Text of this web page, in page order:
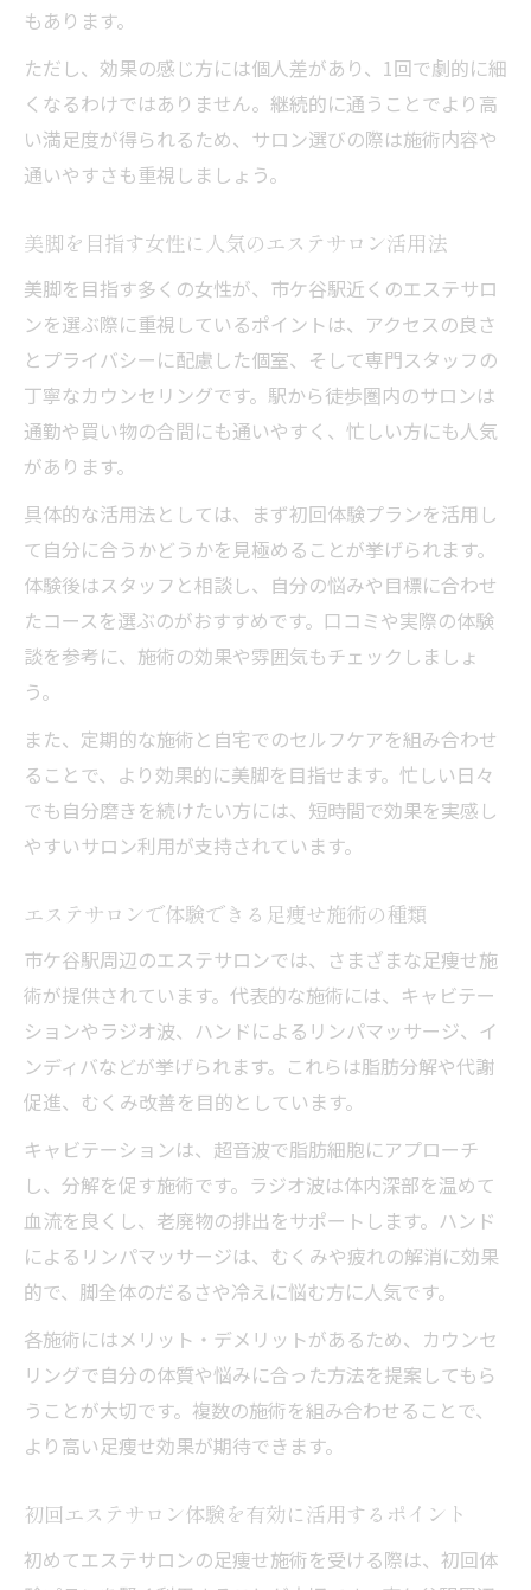
エステサロンで足痩せ効果を高めるコツ
エステサロンの足痩せ施術で変化を実感す
る方法
足痩せ成功のためエステサロンと自宅ケア
の併用
説
エステサロンの足痩せ体験後の過ごし方の
ポイント
エステサロンの足痩せコースはどこまで痩せ
る？
エステサロンで足痩せできる範囲と効果の
目安
足痩せコースで体感できるサイズダウンの
実際
エステサロンの足痩せコースで期待される
変化
何回通うとエステサロンで足痩せ効果が出
エステサロンの足痩せコースで部分痩せは
可能か
市ケ谷駅周辺で人気の足痩せ施術ポイント
エステサロンで人気の足痩せ施術とは
市ケ谷駅周辺エステサロンの施術内容比較
足痩せ施術の痛みやアフターケアを解説
エステサロンの口コミで話題の施術ポイン
ト
エステサロンにおける足痩せ料金相場の見極め
エステサロンの足痩せ料金相場を徹底解説
足痩せエステサロンのコース料金比較方法
エステサロンの足痩せコースでお得に通う
コツ
エステサロンで予算内に収める料金プラン
の探し方
エステサロンの足痩せ料金と施術内容の関
係
もあります。
ただし、効果の感じ方には個人差があり、1回で劇的に細
くなるわけではありません。継続的に通うことでより高
い満足度が得られるため、サロン選びの際は施術内容や
通いやすさも重視しましょう。
美脚を目指す女性に人気のエステサロン活用法
美脚を目指す多くの女性が、市ケ谷駅近くのエステサロ
ンを選ぶ際に重視しているポイントは、アクセスの良さ
とプライバシーに配慮した個室、そして専門スタッフの
丁寧なカウンセリングです。駅から徒歩圏内のサロンは
通勤や買い物の合間にも通いやすく、忙しい方にも人気
があります。
具体的な活用法としては、まず初回体験プランを活用し
て自分に合うかどうかを見極めることが挙げられます。
体験後はスタッフと相談し、自分の悩みや目標に合わせ
たコースを選ぶのがおすすめです。口コミや実際の体験
談を参考に、施術の効果や雰囲気もチェックしましょ
う。
また、定期的な施術と自宅でのセルフケアを組み合わせ
ることで、より効果的に美脚を目指せます。忙しい日々
でも自分磨きを続けたい方には、短時間で効果を実感し
やすいサロン利用が支持されています。
エステサロンで体験できる足痩せ施術の種類
市ケ谷駅周辺のエステサロンでは、さまざまな足痩せ施
術が提供されています。代表的な施術には、キャビテー
ションやラジオ波、ハンドによるリンパマッサージ、イ
ンディバなどが挙げられます。これらは脂肪分解や代謝
促進、むくみ改善を目的としています。
キャビテーションは、超音波で脂肪細胞にアプローチ
し、分解を促す施術です。ラジオ波は体内深部を温めて
血流を良くし、老廃物の排出をサポートします。ハンド
によるリンパマッサージは、むくみや疲れの解消に効果
的で、脚全体のだるさや冷えに悩む方に人気です。
各施術にはメリット・デメリットがあるため、カウンセ
リングで自分の体質や悩みに合った方法を提案してもら
うことが大切です。複数の施術を組み合わせることで、
より高い足痩せ効果が期待できます。
初回エステサロン体験を有効に活用するポイント
初めてエステサロンの足痩せ施術を受ける際は、初回体